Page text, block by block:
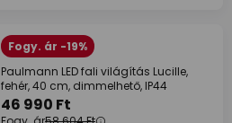
Fogy. ár -19%
Paulmann LED fali világítás Lucille,
fehér, 40 cm, dimmelhető, IP44
46 990 Ft